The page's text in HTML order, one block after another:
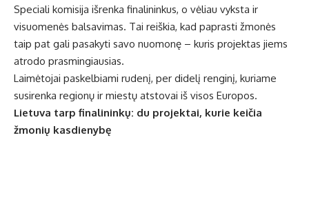
Speciali komisija išrenka finalininkus, o vėliau vyksta ir
visuomenės balsavimas. Tai reiškia, kad paprasti žmonės
taip pat gali pasakyti savo nuomonę – kuris projektas jiems
atrodo prasmingiausias.
Laimėtojai paskelbiami rudenį, per didelį renginį, kuriame
susirenka regionų ir miestų atstovai iš visos Europos.
Lietuva tarp finalininkų: du projektai, kurie keičia
žmonių kasdienybę